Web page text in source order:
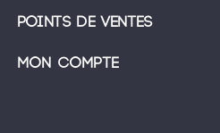
Points de ventes
Mon compte